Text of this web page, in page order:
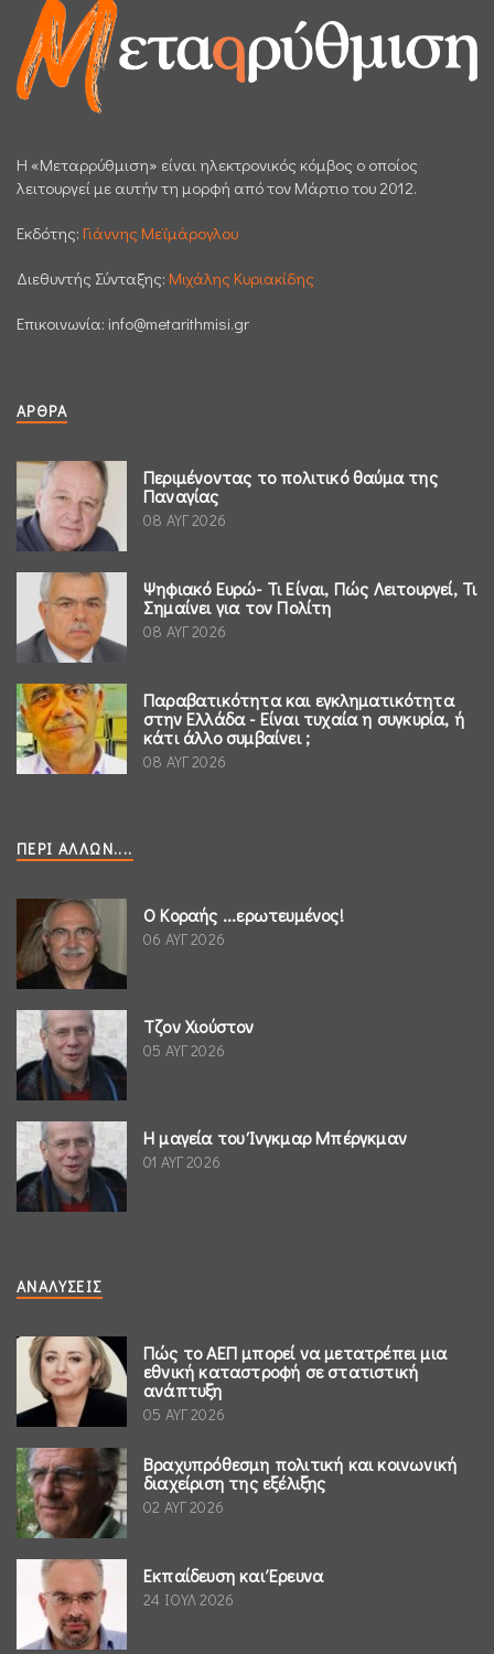
H «Μεταρρύθμιση» είναι ηλεκτρονικός κόμβος ο οποίος
λειτουργεί με αυτήν τη μορφή από τον Μάρτιο του 2012.
Εκδότης: Γιάννης Μεϊμάρογλου
Διεθυντής Σύνταξης: Μιχάλης Κυριακίδης
Επικοινωνία: info@metarithmisi.gr
ΆΡΘΡΑ
Περιμένοντας το πολιτικό θαύμα της
Παναγίας
08 ΑΥΓ 2026
Ψηφιακό Ευρώ- Τι Είναι, Πώς Λειτουργεί, Τι
Σημαίνει για τον Πολίτη
08 ΑΥΓ 2026
Παραβατικότητα και εγκληματικότητα
στην Ελλάδα - Είναι τυχαία η συγκυρία, ή
κάτι άλλο συμβαίνει ;
08 ΑΥΓ 2026
ΠΕΡΊ ΆΛΛΩΝ....
Ο Κοραής ...ερωτευμένος!
06 ΑΥΓ 2026
Τζον Χιούστον
05 ΑΥΓ 2026
Η μαγεία του Ίνγκμαρ Μπέργκμαν
01 ΑΥΓ 2026
ΑΝΑΛΎΣΕΙΣ
Πώς το ΑΕΠ μπορεί να μετατρέπει μια
εθνική καταστροφή σε στατιστική
ανάπτυξη
05 ΑΥΓ 2026
Βραχυπρόθεσμη πολιτική και κοινωνική
διαχείριση της εξέλιξης
02 ΑΥΓ 2026
Εκπαίδευση και Έρευνα
24 ΙΟΥΛ 2026